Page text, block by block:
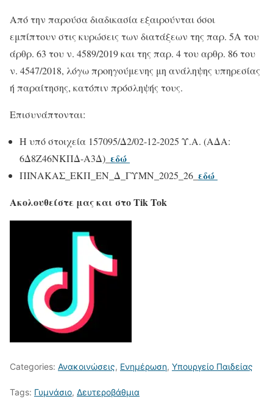
Από την παρούσα διαδικασία εξαιρούνται όσοι
εμπίπτουν στις κυρώσεις των διατάξεων της παρ. 5Α του
άρθρ. 63 του ν. 4589/2019 και της παρ. 4 του αρθρ. 86 του
ν. 4547/2018, λόγω προηγούμενης μη ανάληψης υπηρεσίας
ή παραίτησης, κατόπιν πρόσληψής τους.
Επισυνάπτονται:
Η υπό στοιχεία 157095/Δ2/02-12-2025 Υ.Α. (ΑΔΑ:
6Δ8Ζ46ΝΚΠΔ-Α3Δ)_ εδώ
ΠΙΝΑΚΑΣ_ΕΚΠ_ΕΝ_Δ_ΓΥΜΝ_2025_26_ εδώ
Ακολουθείστε μας και στο Tik Tok
Categories: Ανακοινώσεις, Ενημέρωση, Υπουργείο Παιδείας
Tags: Γυμνάσιο, Δευτεροβάθμια